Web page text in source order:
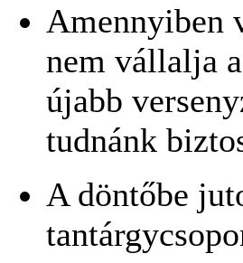
Amennyiben
nem vállalja
újabb
tudnánk
A döntőbe